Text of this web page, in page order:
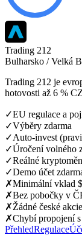
Trading 212
Bulharsko / Velká
Trading 212 je
hotovosti až 6 %
✓EU regulace a
✓Výběry zdarma
✓Auto-invest
✓Úročení volného
✓Reálné
✓Demo účet
✗Minimální vklad
✗Bez pobočky v
✗Žádné české akcie
✗Chybí propojení
PřehledRegulace